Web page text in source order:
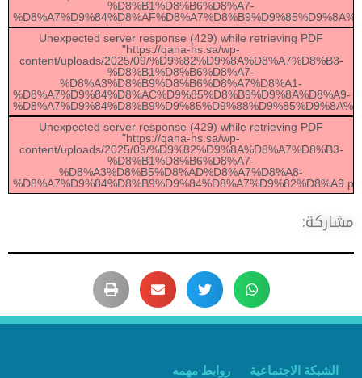
%D8%B1%D8%B6%D8%A7-
Unexpected server response (429) while retrieving PDF
"https://qana-hs.sa/wp-
content/uploads/2025/09/%D9%82%D9%8A%D8%A7%D8%B3-
%D8%B1%D8%B6%D8%A7-
%D8%A3%D8%B9%D8%B6%D8%A7%D8%A1-
%D8%A7%D9%84%D8%AC%D9%85%D8%B9%D9%8A%D8%A9-
Unexpected server response (429) while retrieving PDF
"https://qana-hs.sa/wp-
content/uploads/2025/09/%D9%82%D9%8A%D8%A7%D8%B3-
%D8%B1%D8%B6%D8%A7-
%D8%A3%D8%B5%D8%AD%D8%A7%D8%A8-
الشبكة الاجتماعية روابط مهمه